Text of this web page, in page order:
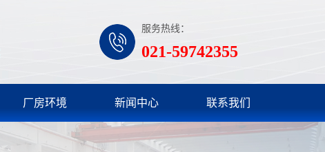
服务热线：
021-59742355
厂房环境 新闻中心 联系我们